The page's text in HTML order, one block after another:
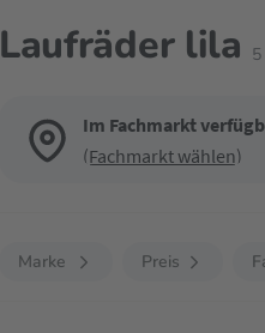
Laufräder lila 5
Im Fachmarkt
(Fachmarkt wählen)
Verwende die Filter, um die
Marke Preis